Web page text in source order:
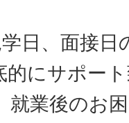
日、面接日
的にサポー
就業後のお